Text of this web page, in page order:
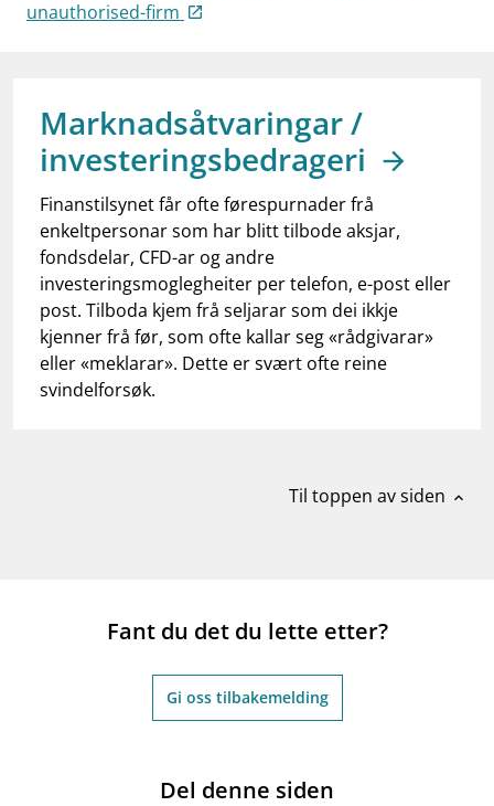
work_outlineJobb hos oss
notifications_none Abonner på nyhetsvarsel
unauthorised-firm
Marknadsåtvaringar /
investeringsbedrageri
Finanstilsynet får ofte førespurnader frå
enkeltpersonar som har blitt tilbode aksjar,
fondsdelar, CFD-ar og andre
investeringsmoglegheiter per telefon, e-post eller
post. Tilboda kjem frå seljarar som dei ikkje
kjenner frå før, som ofte kallar seg «rådgivarar»
eller «meklarar». Dette er svært ofte reine
svindelforsøk.
Til toppen av siden expand_less
Fant du det du lette etter?
Gi oss tilbakemelding
Del denne siden